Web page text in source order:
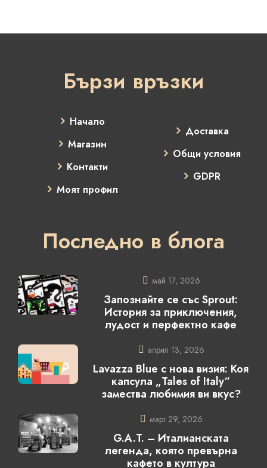
Бързи връзки
Начало
Магазин
Контакти
Моят профил
Доставка
Общи условия
GDPR
Последно в блога
май 17, 2026
Запознайте се със Sprout:
История за приключения,
лудост и перфектно кафе
април 13, 2026
Lavazza Blue с нова визия: Коя
капсула „Tales of Italy“
замества любимия ви вкус?
март 29, 2026
G.A.T. – Италианската
легенда, която превърна
кафето в култура